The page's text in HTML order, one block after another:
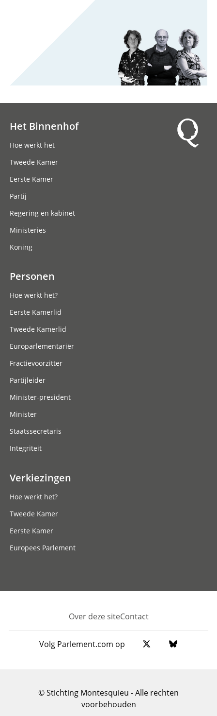
Het Binnenhof
Hoe werkt het
Tweede Kamer
Eerste Kamer
Partij
Regering en kabinet
Ministeries
Koning
Personen
Hoe werkt het?
Eerste Kamerlid
Tweede Kamerlid
Europarlementariër
Fractievoorzitter
Partijleider
Minister-president
Minister
Staatssecretaris
Integriteit
Verkiezingen
Hoe werkt het?
Tweede Kamer
Eerste Kamer
Europees Parlement
Footer
Over deze siteContact
Volg Parlement.com op
© Stichting Montesquieu - Alle rechten
voorbehouden